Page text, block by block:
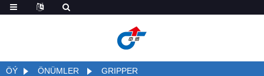
ÖÝ ÖNÜMLER GRIPPER